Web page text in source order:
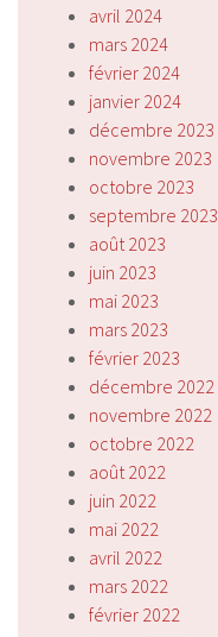
avril 2024
mars 2024
février 2024
janvier 2024
décembre 2023
novembre 2023
octobre 2023
septembre 2023
août 2023
juin 2023
mai 2023
mars 2023
février 2023
décembre 2022
novembre 2022
octobre 2022
août 2022
juin 2022
mai 2022
avril 2022
mars 2022
février 2022